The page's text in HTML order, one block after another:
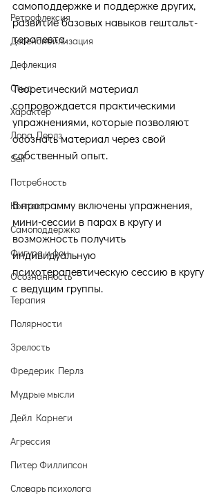
Ретрофлексия
Десенсибилизация
Дефлекция
Стыд
Характер
Лора Перлз
Self
Потребность
Контакт
Самоподдержка
Фигура и фон
Осознанность
Терапия
Полярности
Зрелость
Фредерик Перлз
Мудрые мысли
Дейл Карнеги
Агрессия
Питер Филлипсон
Словарь психолога
самоподдержке и поддержке других,
развитие базовых навыков гештальт-
терапевта.
Теоретический материал
сопровождается практическими
упражнениями, которые позволяют
осознать материал через свой
собственный опыт.
В программу включены упражнения,
мини-сессии в парах в кругу и
возможность получить
индивидуальную
психотерапевтическую сессию в кругу
с ведущим группы.